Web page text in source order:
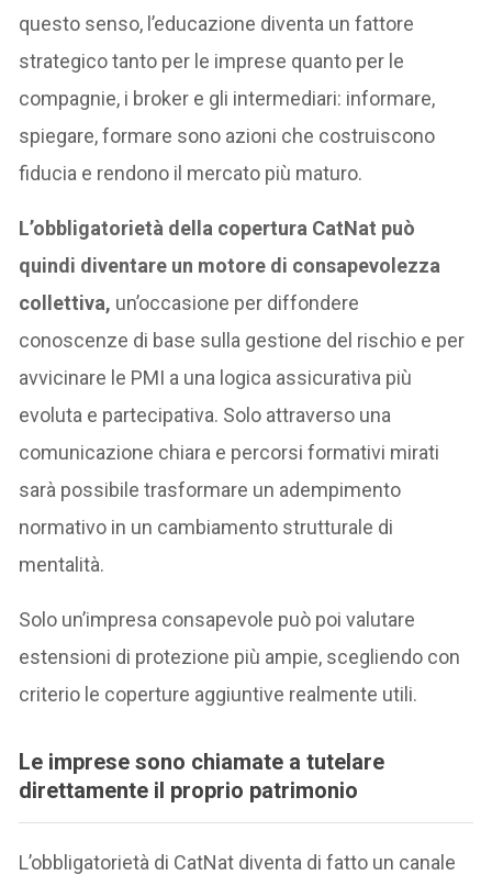
questo senso, l’educazione diventa un fattore
strategico tanto per le imprese quanto per le
compagnie, i broker e gli intermediari: informare,
spiegare, formare sono azioni che costruiscono
fiducia e rendono il mercato più maturo.
L’obbligatorietà della copertura CatNat può
quindi diventare un motore di consapevolezza
collettiva, un’occasione per diffondere
conoscenze di base sulla gestione del rischio e per
avvicinare le PMI a una logica assicurativa più
evoluta e partecipativa. Solo attraverso una
comunicazione chiara e percorsi formativi mirati
sarà possibile trasformare un adempimento
normativo in un cambiamento strutturale di
mentalità.
Solo un’impresa consapevole può poi valutare
estensioni di protezione più ampie, scegliendo con
criterio le coperture aggiuntive realmente utili.
Le imprese sono chiamate a tutelare
direttamente il proprio patrimonio
L’obbligatorietà di CatNat diventa di fatto un canale